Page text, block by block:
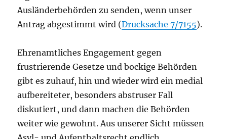
Ausländerbehörden zu senden, wenn unser
Antrag abgestimmt wird (Drucksache 7/7155).
Ehrenamtliches Engagement gegen
frustrierende Gesetze und bockige Behörden
gibt es zuhauf, hin und wieder wird ein medial
aufbereiteter, besonders abstruser Fall
diskutiert, und dann machen die Behörden
weiter wie gewohnt. Aus unserer Sicht müssen